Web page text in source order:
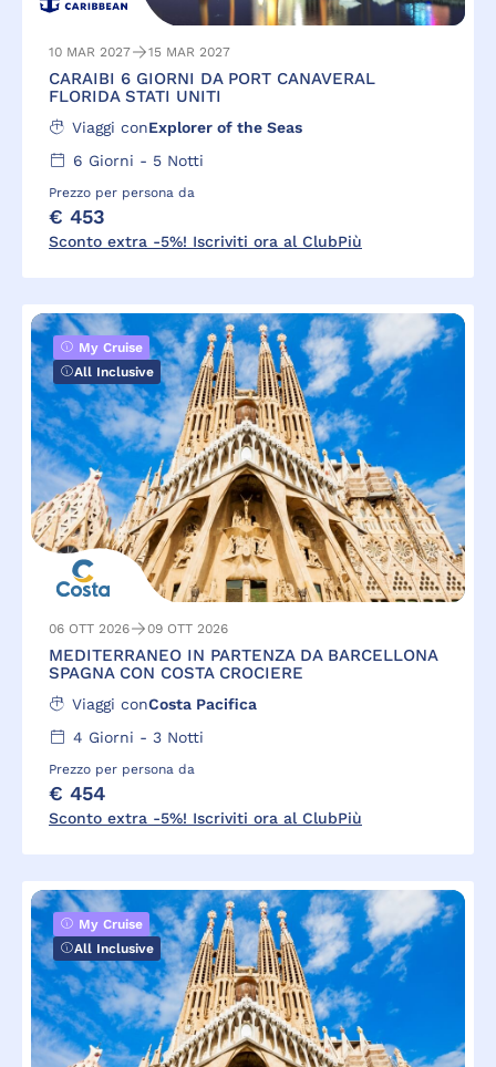
10 MAR 2027 15 MAR 2027
CARAIBI 6 GIORNI DA PORT CANAVERAL
FLORIDA STATI UNITI
Viaggi conExplorer of the Seas
6 Giorni - 5Notti
Prezzo per persona da
€ 453
Sconto extra -5%! Iscriviti ora al ClubPiù
My Cruise
All Inclusive
06 OTT 2026 09 OTT 2026
MEDITERRANEO IN PARTENZA DA BARCELLONA
SPAGNA CON COSTA CROCIERE
Viaggi conCosta Pacifica
4 Giorni - 3Notti
Prezzo per persona da
€ 454
Sconto extra -5%! Iscriviti ora al ClubPiù
My Cruise
All Inclusive